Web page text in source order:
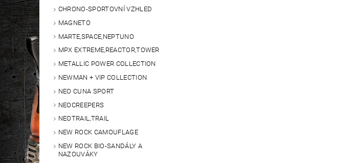
CHRONO-SPORTOVNÍ VZHLED
MAGNETO
MARTE,SPACE,NEPTUNO
MPX EXTREME,REACTOR,TOWER
METALLIC POWER COLLECTION
NEWMAN + VIP COLLECTION
NEO CUNA SPORT
NEOCREEPERS
NEOTRAIL,TRAIL
NEW ROCK CAMOUFLAGE
NEW ROCK BIO-SANDÁLY A
NAZOUVÁKY